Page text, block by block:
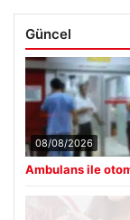
Güncel
08/08/2026
Ambulans ile